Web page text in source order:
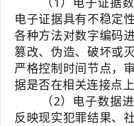
电子证据具有不稳定
各种方法对数字编码
篡改、伪造、破坏或
严格控制时间节点，
据是否在相关连接点上
（2）电子数据进
反映现实犯罪结果、